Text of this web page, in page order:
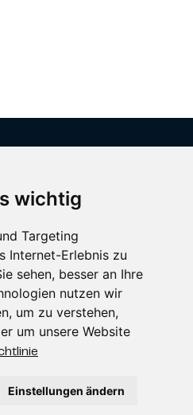
wichtig
Targeting
Internet-Erlebnis zu
sehen, besser an Ihre
nutzen wir
um zu verstehen,
um unsere Website
Einstellungen ändern